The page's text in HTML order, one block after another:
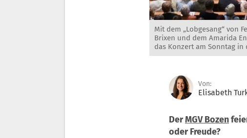
Mit dem „Lobgesang“ von
Brixen und dem Amarida
das Konzert am Sonntag
Von:
Elisabeth
DerMGV Bozen
oder Freude?